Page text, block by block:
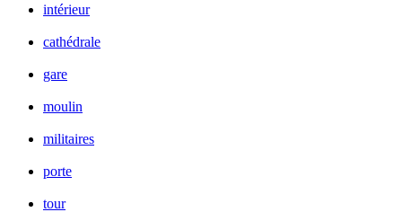
intérieur
cathédrale
gare
moulin
militaires
porte
tour